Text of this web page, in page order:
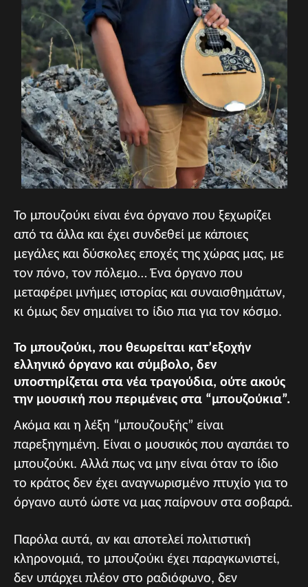
Το μπουζούκι είναι ένα όργανο που ξεχωρίζει
από τα άλλα και έχει συνδεθεί με κάποιες
μεγάλες και δύσκολες εποχές της χώρας μας, με
τον πόνο, τον πόλεμο… Ένα όργανο που
μεταφέρει μνήμες ιστορίας και συναισθημάτων,
κι όμως δεν σημαίνει το ίδιο πια για τον κόσμο.
Το μπουζούκι, που θεωρείται κατ’εξοχήν
ελληνικό όργανο και σύμβολο, δεν
υποστηρίζεται στα νέα τραγούδια, ούτε ακούς
την μουσική που περιμένεις στα “μπουζούκια”.
Ακόμα και η λέξη “μπουζουξής” είναι
παρεξηγημένη. Είναι ο μουσικός που αγαπάει το
μπουζούκι. Αλλά πως να μην είναι όταν το ίδιο
το κράτος δεν έχει αναγνωρισμένο πτυχίο για το
όργανο αυτό ώστε να μας παίρνουν στα σοβαρά.
Παρόλα αυτά, αν και αποτελεί πολιτιστική
κληρονομιά, το μπουζούκι έχει παραγκωνιστεί,
δεν υπάρχει πλέον στο ραδιόφωνο, δεν